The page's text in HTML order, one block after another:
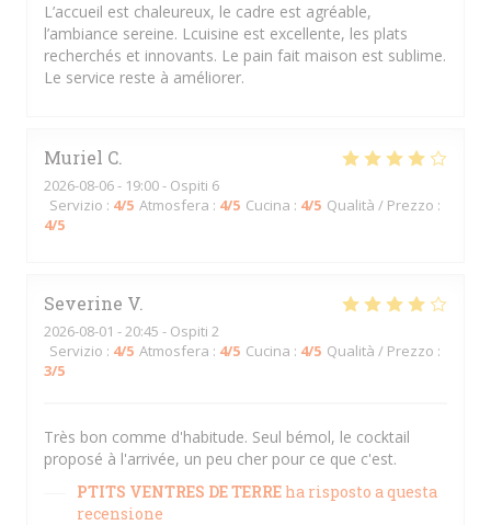
L’accueil est chaleureux, le cadre est agréable,
l’ambiance sereine. Lcuisine est excellente, les plats
recherchés et innovants. Le pain fait maison est sublime.
Le service reste à améliorer.
Muriel C
2026-08-06- 19:00 - Ospiti 6
Servizio : 4/5 Atmosfera : 4/5 Cucina : 4/5 Qualità / Prezzo :
4/5
Severine V
2026-08-01 - 20:45 - Ospiti 2
Servizio : 4/5 Atmosfera : 4/5 Cucina : 4/5 Qualità / Prezzo :
3/5
Très bon comme d'habitude. Seul bémol, le cocktail
proposé à l'arrivée, un peu cher pour ce que c'est.
PTITS VENTRES DE TERRE ha risposto a questa
recensione